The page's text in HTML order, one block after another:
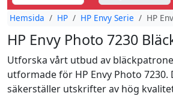
Hemsida HP HP Envy Serie HP
HP Envy Photo 7230
Utforska vårt utbud av
utformade för HP Envy Photo 7230.
säkerställer utskrifter av hög